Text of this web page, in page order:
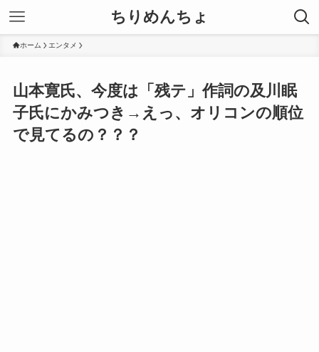
ちりめんちょ
ホーム エンタメ
山本寛氏、今度は「残テ」作詞の及川眠
子氏にかみつき→えっ、オリコンの順位
で見てるの？？？